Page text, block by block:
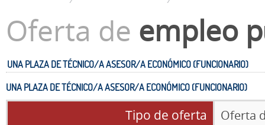
Oferta de empleo
UNA PLAZA DE TÉCNICO/A ASESOR/A ECONÓMICO (FUNCIONARIO)
UNA PLAZA DE TÉCNICO/A ASESOR/A ECONÓMICO (FUNCIONARIO)
Tipo de oferta
Oferta